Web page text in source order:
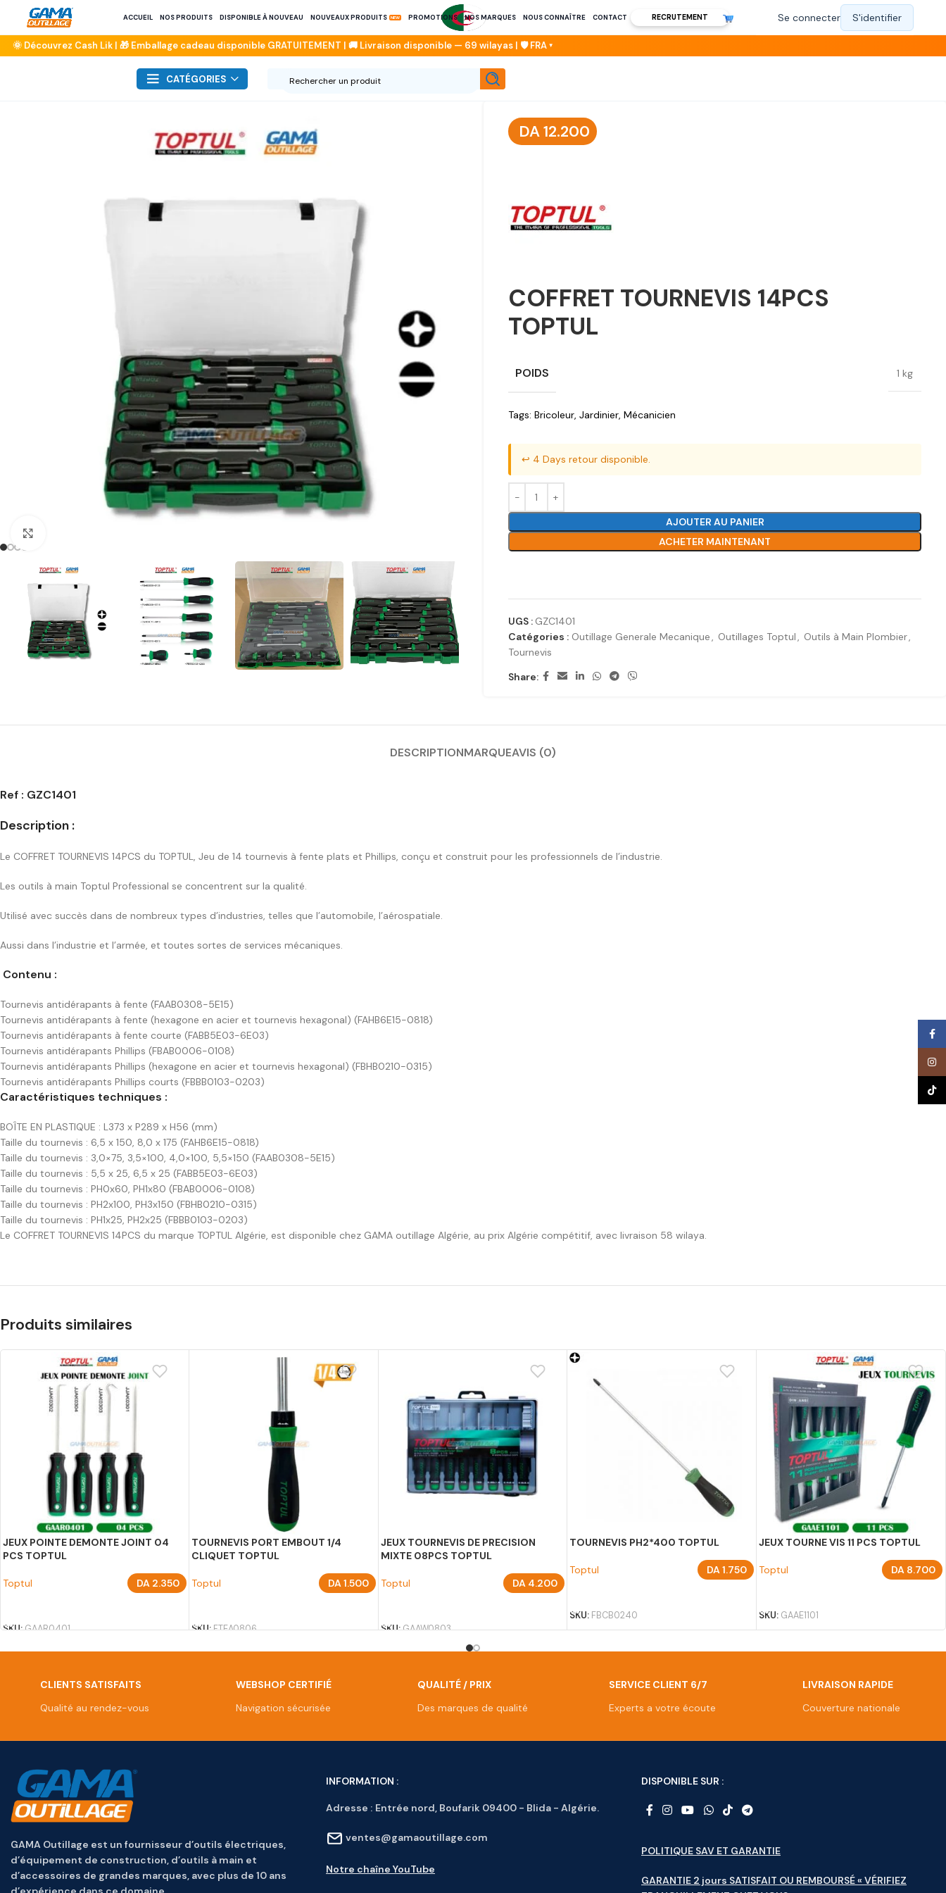
ACCUEIL NOS PRODUITS DISPONIBLE À NOUVEAU NOUVEAUX PRODUITS PROMOTIONS NOS MARQUES NOUS CONNAÎTRE CONTACT RECRUTEMENT
CATÉGORIES
DA12.200
COFFRET TOURNEVIS 14PCS
TOPTUL
POIDS 1 kg
Tags: Bricoleur, Jardinier, Mécanicien
↩️ 4 Days retour disponible.
AJOUTER AU PANIER
ACHETER MAINTENANT
UGS : GZC1401
Catégories : Outillage Generale Mecanique, Outillages Toptul, Outils à Main Plombier,
Tournevis
Share:
DESCRIPTIONMARQUEAVIS (0)
Ref : GZC1401
Description :
Le COFFRET TOURNEVIS 14PCS du TOPTUL, Jeu de 14 tournevis à fente plats et Phillips, conçu et construit pour les professionnels de l’industrie.
Les outils à main Toptul Professional se concentrent sur la qualité.
Utilisé avec succès dans de nombreux types d’industries, telles que l’automobile, l’aérospatiale.
Aussi dans l’industrie et l’armée, et toutes sortes de services mécaniques.
Contenu :
Tournevis antidérapants à fente (FAAB0308-5E15)
Tournevis antidérapants à fente (hexagone en acier et tournevis hexagonal) (FAHB6E15-0818)
Tournevis antidérapants à fente courte (FABB5E03-6E03)
Tournevis antidérapants Phillips (FBAB0006-0108)
Tournevis antidérapants Phillips (hexagone en acier et tournevis hexagonal) (FBHB0210-0315)
Tournevis antidérapants Phillips courts (FBBB0103-0203)
Caractéristiques techniques :
BOÎTE EN PLASTIQUE : L373 x P289 x H56 (mm)
Taille du tournevis : 6,5 x 150, 8,0 x 175 (FAHB6E15-0818)
Taille du tournevis : 3,0×75, 3,5×100, 4,0×100, 5,5×150 (FAAB0308-5E15)
Taille du tournevis : 5,5 x 25, 6,5 x 25 (FABB5E03-6E03)
Taille du tournevis : PH0x60, PH1x80 (FBAB0006-0108)
Taille du tournevis : PH2x100, PH3x150 (FBHB0210-0315)
Taille du tournevis : PH1x25, PH2x25 (FBBB0103-0203)
Le COFFRET TOURNEVIS 14PCS du marque TOPTUL Algérie, est disponible chez GAMA outillage Algérie, au prix Algérie compétitif, avec livraison 58 wilaya.
Produits similaires
JEUX POINTE DEMONTE JOINT 04
PCS TOPTUL
Toptul DA 2.350
SKU:GAAR0401
TOURNEVIS PORT EMBOUT 1/4
CLIQUET TOPTUL
Toptul DA1.500
SKU:FTEA0806
JEUX TOURNEVIS DE PRECISION
MIXTE 08PCS TOPTUL
Toptul DA 4.200
SKU:GAAW0803
TOURNEVIS PH2*400 TOPTUL
Toptul DA1.750
SKU: FBCB0240
JEUX TOURNE VIS 11 PCS TOPTUL
Toptul DA8.700
SKU: GAAE1101
CLIENTS SATISFAITS
Qualité au rendez-vous
WEBSHOP CERTIFIÉ
Navigation sécurisée
QUALITÉ / PRIX
Des marques de qualité
SERVICE CLIENT 6/7
Experts a votre écoute
LIVRAISON RAPIDE
Couverture nationale
GAMA Outillage est un fournisseur d’outils électriques,
d’équipement de construction, d’outils à main et
d’accessoires de grandes marques, avec plus de 10 ans
INFORMATION :
Adresse : Entrée nord, Boufarik 09400 - Blida - Algérie.
ventes@gamaoutillage.com
Notre chaîne YouTube
DISPONIBLE SUR :
POLITIQUE SAV ET GARANTIE
GARANTIE 2 jours SATISFAIT OU REMBOURSÉ « VÉRIFIEZ